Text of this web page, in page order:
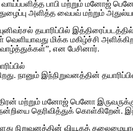
வாய்ப்பளித்த பாபி மற்றும் மனோஜ்
அளித்த வைபவ் மற்றும்
தயாரிப்பில்
மிக்க மகிழ்ச்சி
என பேசினார்.
நானும் இந்நிறுவனத்தின்
மற்றும் மனோஜ் பெனோ
தெரிவித்துக் கொள்கிறேன்.
நிறுவனத்தின் வியூகத்